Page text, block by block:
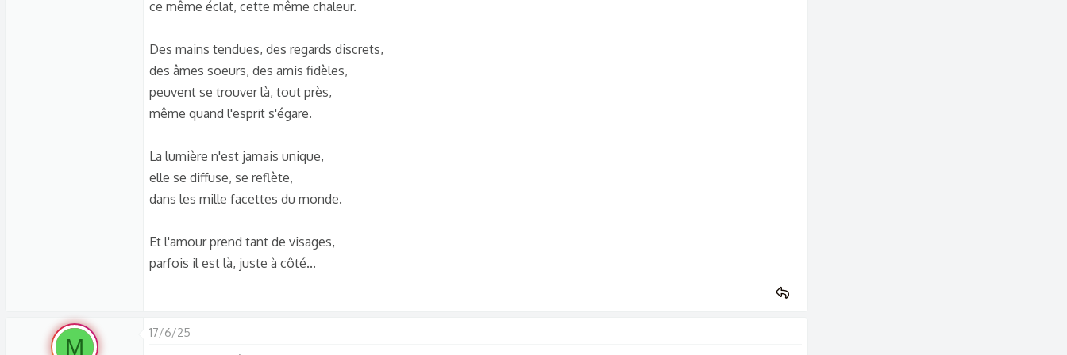
ce même éclat, cette même chaleur.
Des mains tendues, des regards discrets,
des âmes soeurs, des amis fidèles,
peuvent se trouver là, tout près,
même quand l'esprit s'égare.
La lumière n'est jamais unique,
elle se diffuse, se reflète,
dans les mille facettes du monde.
Et l'amour prend tant de visages,
parfois il est là, juste à côté...
M
17/6/25